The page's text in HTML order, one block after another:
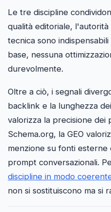
Le tre discipline
qualità editoriale, l'autorità
tecnica sono
base, nessuna
durevolmente.
Oltre a ciò, i segnali
backlink e la lunghezza
valorizza la precisione dei
Schema.org, la GEO
menzione su fonti esterne
prompt conversazionali.
discipline in modo
non si sostituiscono ma si